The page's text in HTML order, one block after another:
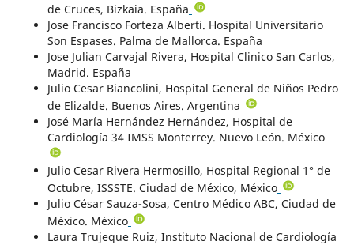
de Cruces, Bizkaia. España
Jose Francisco Forteza Alberti. Hospital Universitario
Son Espases. Palma de Mallorca. España
Jose Julian Carvajal Rivera, Hospital Clinico San Carlos,
Madrid. España
Julio Cesar Biancolini, Hospital General de Niños Pedro
de Elizalde. Buenos Aires. Argentina
José María Hernández Hernández, Hospital de
Cardiología 34 IMSS Monterrey. Nuevo León. México
Julio Cesar Rivera Hermosillo, Hospital Regional 1° de
Octubre, ISSSTE. Ciudad de México, México
Julio César Sauza-Sosa, Centro Médico ABC, Ciudad de
México. México
Laura Trujeque Ruiz, Instituto Nacional de Cardiología